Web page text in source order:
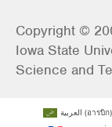
Copyright ©
Iowa State
Science and
العربية (อารบิก)